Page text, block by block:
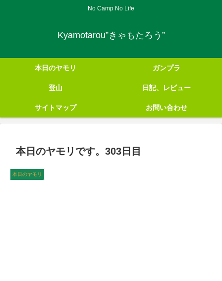
No Camp No Life
Kyamotarou”きゃもたろう”
本日のヤモリ ガンプラ
登山 日記、レビュー
サイトマップ お問い合わせ
本日のヤモリです。303日目
本日のヤモリ